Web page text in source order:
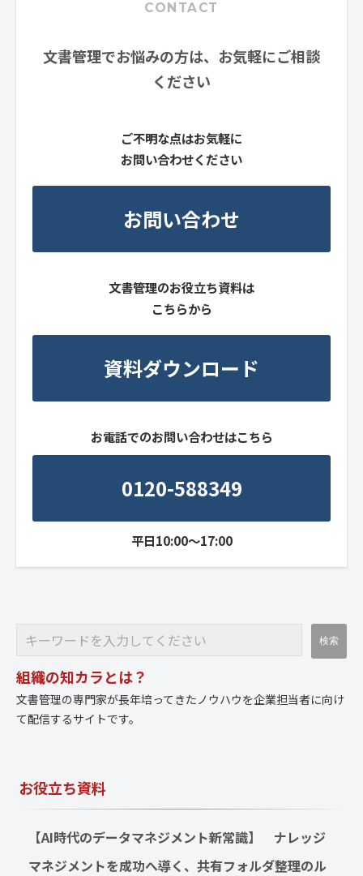
CONTACT
文書管理でお悩みの方は、お気軽にご相談
ください
ご不明な点はお気軽に
お問い合わせください
お問い合わせ
文書管理のお役立ち資料は
こちらから
資料ダウンロード
お電話でのお問い合わせはこちら
0120-588349
平日10:00～17:00
組織の知カラとは？
文書管理の専門家が長年培ってきたノウハウを企業担当者に向け
て配信するサイトです。
お役立ち資料
【AI時代のデータマネジメント新常識】　ナレッジ
マネジメントを成功へ導く、共有フォルダ整理のル